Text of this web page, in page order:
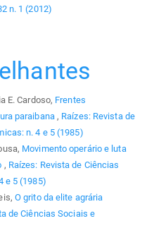
n. 1 (2012)
E. Cardoso, Frentes
paraibana, Raízes: Revista de
n. 4 e 5 (1985)
Movimento operário e luta
, Raízes: Revista de Ciências
e 5 (1985)
O grito da elite agrária
de Ciências Sociais e